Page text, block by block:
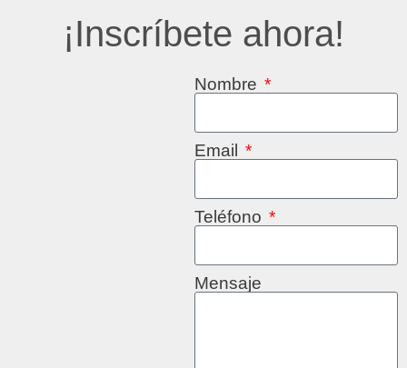
¡Inscríbete ahora!
Nombre
Email
Teléfono
Mensaje